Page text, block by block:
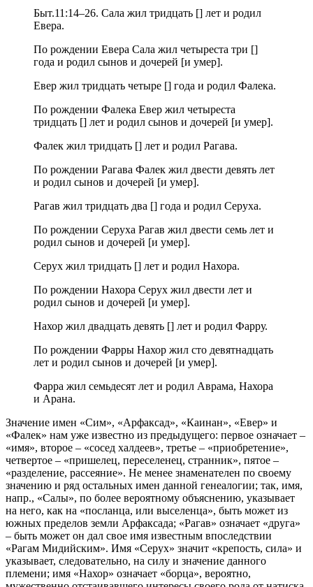
Быт.11:14–26. Сала жил тридцать [] лет и родил
Евера.
По рождении Евера Сала жил четыреста три []
года и родил сынов и дочерей [и умер].
Евер жил тридцать четыре [] года и родил Фалека.
По рождении Фалека Евер жил четыреста
тридцать [] лет и родил сынов и дочерей [и умер].
Фалек жил тридцать [] лет и родил Рагава.
По рождении Рагава Фалек жил двести девять лет
и родил сынов и дочерей [и умер].
Рагав жил тридцать два [] года и родил Серуха.
По рождении Серуха Рагав жил двести семь лет и
родил сынов и дочерей [и умер].
Серух жил тридцать [] лет и родил Нахора.
По рождении Нахора Серух жил двести лет и
родил сынов и дочерей [и умер].
Нахор жил двадцать девять [] лет и родил Фарру.
По рождении Фарры Нахор жил сто девятнадцать
лет и родил сынов и дочерей [и умер].
Фарра жил семьдесят лет и родил Аврама, Нахора
и Арана.
Значение имен «Сим», «Арфаксад», «Каинан», «Евер» и
«Фалек» нам уже известно из предыдущего: первое означает –
«имя», второе – «сосед халдеев», третье – «приобретение»,
четвертое – «пришелец, переселенец, странник», пятое –
«разделение, рассеяние». Не менее знаменателен по своему
значению и ряд остальных имен данной генеалогии; так, имя,
напр., «Салы», по более вероятному объяснению, указывает
на него, как на «посланца, или выселенца», быть может из
южных пределов земли Арфаксада; «Рагав» означает «друга»
– быть может он дал свое имя известным впоследствии
«Рагам Мидийским». Имя «Серух» значит «крепость, сила» и
указывает, следовательно, на силу и значение данного
племени; имя «Нахор» означает «борца», вероятно,